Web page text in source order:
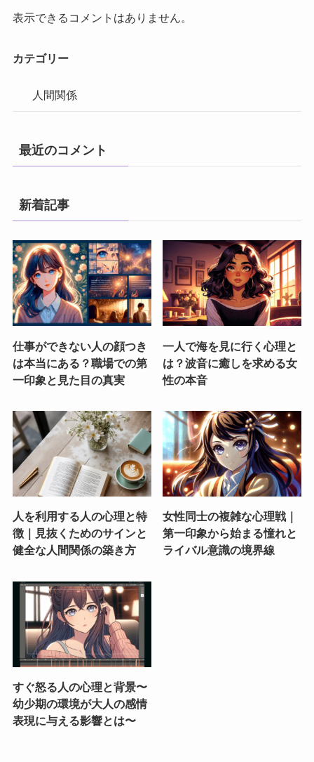
表示できるコメントはありません。
カテゴリー
人間関係
最近のコメント
新着記事
仕事ができない人の顔つき
は本当にある？職場での第
一印象と見た目の真実
一人で海を見に行く心理と
は？波音に癒しを求める女
性の本音
人を利用する人の心理と特
徴｜見抜くためのサインと
健全な人間関係の築き方
女性同士の複雑な心理戦｜
第一印象から始まる憧れと
ライバル意識の境界線
すぐ怒る人の心理と背景〜
幼少期の環境が大人の感情
表現に与える影響とは〜